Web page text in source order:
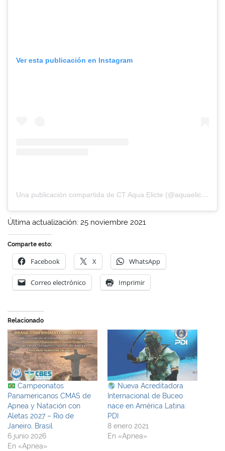
Ver esta publicación en Instagram
Una publicación compartida de CT Aqua Elicte (@aquaelicte)
Última actualización: 25 noviembre 2021
Comparte esto:
Facebook X WhatsApp
Correo electrónico Imprimir
Relacionado
Campeonatos
Panamericanos CMAS de
Apnea y Natación con
Aletas 2027 – Rio de
Janeiro, Brasil
6 junio 2026
En «Apnea»
Nueva Acreditadora
Internacional de Buceo
nace en América Latina:
PDI
8 enero 2021
En «Apnea»